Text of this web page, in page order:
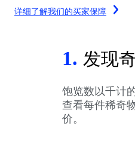
详细了解我们的买家保障
1. 发现
饱览数以千计
查看每件稀奇
价。